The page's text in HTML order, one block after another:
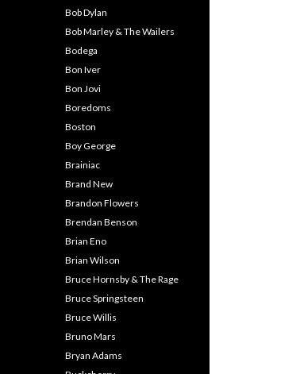
Bob Dylan
Bob Marley & The Wailers
Bodega
Bon Iver
Bon Jovi
Boredoms
Boston
Boy George
Brainiac
Brand New
Brandon Flowers
Brendan Benson
Brian Eno
Brian Wilson
Bruce Hornsby & The Rage
Bruce Springsteen
Bruce Willis
Bruno Mars
Bryan Adams